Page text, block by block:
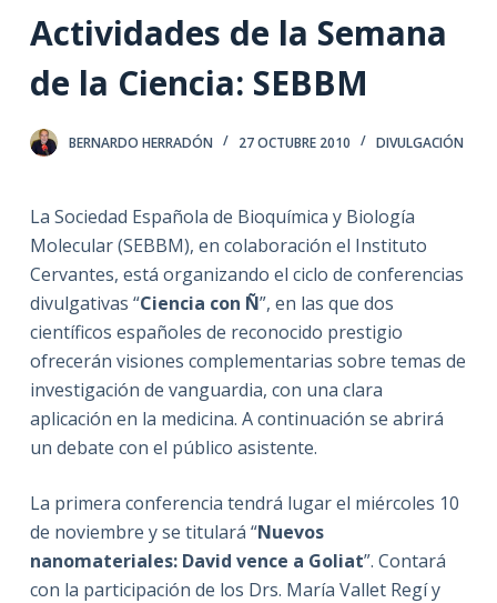
n
d
Actividades de la Semana
de la Ciencia: SEBBM
BERNARDO HERRADÓN 27 OCTUBRE 2010 DIVULGACIÓN
La Sociedad Española de Bioquímica y Biología
Molecular (SEBBM), en colaboración el Instituto
Cervantes, está organizando el ciclo de conferencias
divulgativas “Ciencia con Ñ”, en las que dos
científicos españoles de reconocido prestigio
ofrecerán visiones complementarias sobre temas de
investigación de vanguardia, con una clara
aplicación en la medicina. A continuación se abrirá
un debate con el público asistente.
La primera conferencia tendrá lugar el miércoles 10
de noviembre y se titulará “Nuevos
nanomateriales: David vence a Goliat”. Contará
con la participación de los Drs. María Vallet Regí y